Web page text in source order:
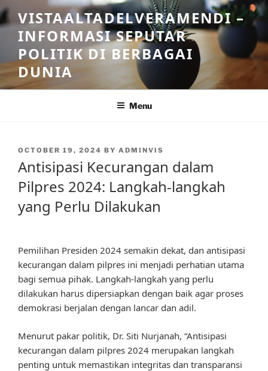
Skip
to
content
VISTAALTADELVERAMENDI –
INFORMASI SEPUTAR
POLITIK DI BERBAGAI
DUNIA
Menu
POSTED
OCTOBER 19, 2024 BY ADMINVIS
Antisipasi Kecurangan dalam
Pilpres 2024: Langkah-langkah
yang Perlu Dilakukan
Pemilihan Presiden 2024 semakin dekat, dan antisipasi
kecurangan dalam pilpres ini menjadi perhatian utama
bagi semua pihak. Langkah-langkah yang perlu
dilakukan harus dipersiapkan dengan baik agar proses
demokrasi berjalan dengan lancar dan adil.
Menurut pakar politik, Dr. Siti Nurjanah, “Antisipasi
kecurangan dalam pilpres 2024 merupakan langkah
penting untuk memastikan integritas dan transparansi